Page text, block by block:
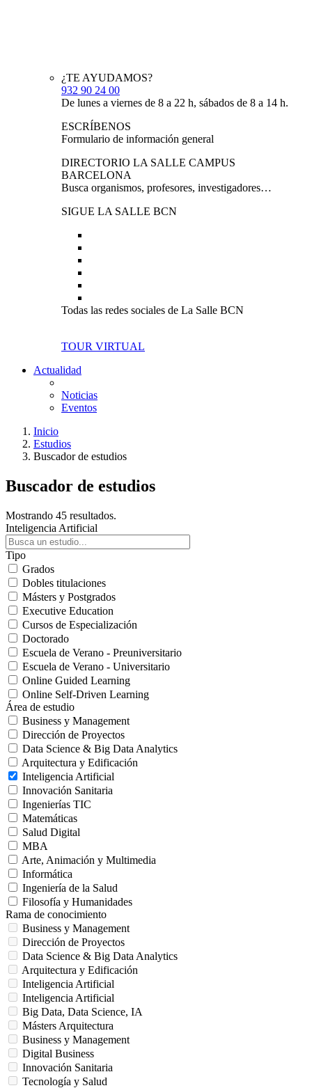
¿TE AYUDAMOS?
932 90 24 00
De lunes a viernes de 8 a 22 h, sábados de 8 a 14 h.
ESCRÍBENOS
Formulario de información general
DIRECTORIO LA SALLE CAMPUS
BARCELONA
Busca organismos, profesores, investigadores…
SIGUE LA SALLE BCN
Todas las redes sociales de La Salle BCN
TOUR VIRTUAL
Actualidad
Noticias
Eventos
Inicio
Estudios
Buscador de estudios
Buscador de estudios
Mostrando 45 resultados.
Inteligencia Artificial
Tipo
Grados
Dobles titulaciones
Másters y Postgrados
Executive Education
Cursos de Especialización
Doctorado
Escuela de Verano - Preuniversitario
Escuela de Verano - Universitario
Online Guided Learning
Online Self-Driven Learning
Área de estudio
Business y Management
Dirección de Proyectos
Data Science & Big Data Analytics
Arquitectura y Edificación
Inteligencia Artificial
Innovación Sanitaria
Ingenierías TIC
Matemáticas
Salud Digital
MBA
Arte, Animación y Multimedia
Informática
Ingeniería de la Salud
Filosofía y Humanidades
Rama de conocimiento
Business y Management
Dirección de Proyectos
Data Science & Big Data Analytics
Arquitectura y Edificación
Inteligencia Artificial
Inteligencia Artificial
Big Data, Data Science, IA
Másters Arquitectura
Business y Management
Digital Business
Innovación Sanitaria
Tecnología y Salud